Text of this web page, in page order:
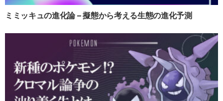
ミミッキュの進化論 – 擬態から考える生態の進化予測